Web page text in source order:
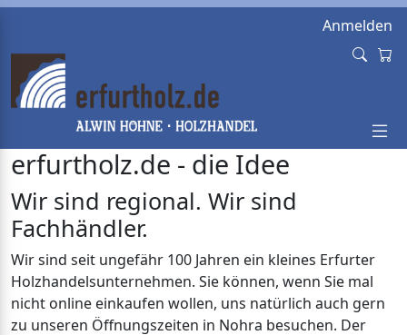
Anmelden
erfurtholz.de - die Idee
Wir sind regional. Wir sind
Fachhändler.
Wir sind seit ungefähr 100 Jahren ein kleines Erfurter
Holzhandelsunternehmen. Sie können, wenn Sie mal
nicht online einkaufen wollen, uns natürlich auch gern
zu unseren Öffnungszeiten in Nohra besuchen. Der